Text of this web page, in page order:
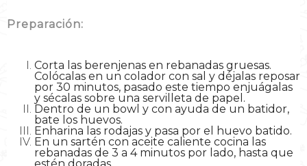
Preparación:
Corta las berenjenas en rebanadas gruesas.
Colócalas en un colador con sal y déjalas reposar
por 30 minutos, pasado este tiempo enjuágalas
y sécalas sobre una servilleta de papel.
Dentro de un bowl y con ayuda de un batidor,
bate los huevos.
Enharina las rodajas y pasa por el huevo batido.
En un sartén con aceite caliente cocina las
rebanadas de 3 a 4 minutos por lado, hasta que
estén doradas.